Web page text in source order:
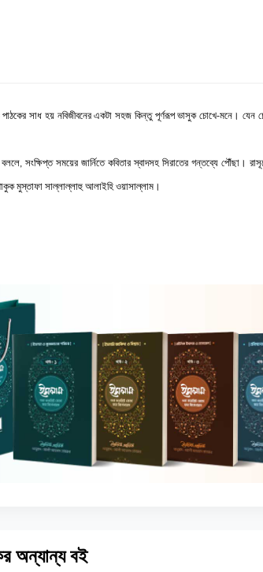
সাধ হয় নবিজীবনের একটা সহজ কিন্তু পূর্ণরূপ ভাসুক চোখে-মনে।
সময়ের জার্নিতে কবিতার স্বাদসহ সিরাতের গন্তব্যে পৌঁছা।
মুস্তাফা সাল্লাল্লাহু আলাইহি ওয়াসাল্লাম।
অন্যান্য বই